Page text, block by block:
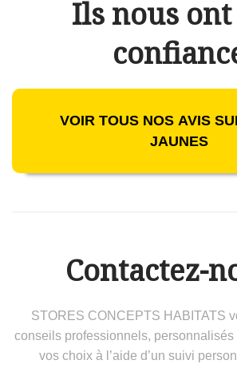
Ils nous
VOIR TOUS NOS AVIS
JAUNES
Contactez-
STORES CONCEPTS HABITATS
conseils professionnels,
vos choix à l’aide d’un suivi